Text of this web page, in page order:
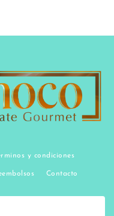
y condiciones
Contacto